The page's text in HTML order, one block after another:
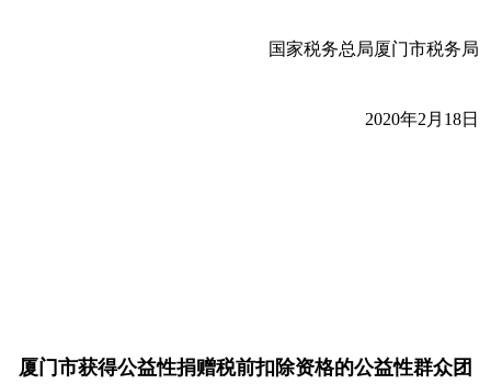
国家税务总局厦门市税务局
2020年2月18日
厦门市获得公益性捐赠税前扣除资格的公益性群众团